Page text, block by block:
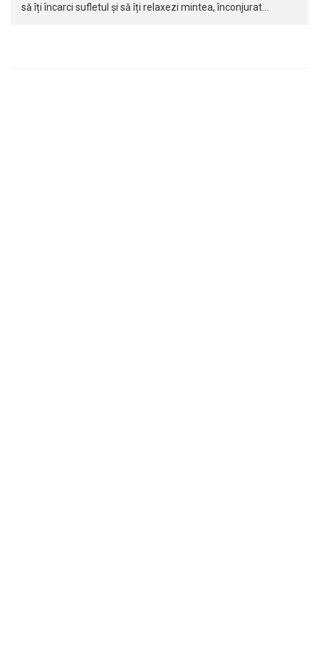
să îți încarci sufletul și să îți relaxezi mintea, înconjurat…